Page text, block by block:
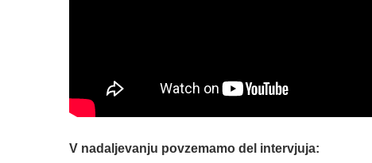
V nadaljevanju povzemamo del intervjuja: